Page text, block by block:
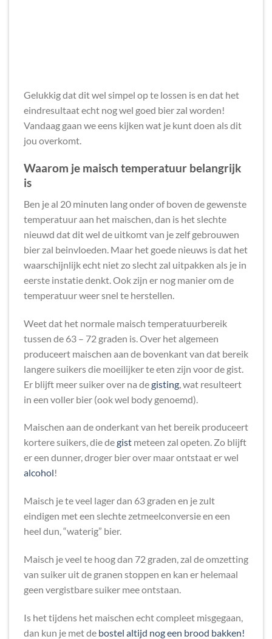
Gelukkig dat dit wel simpel op te lossen is en dat het
eindresultaat echt nog wel goed bier zal worden!
Vandaag gaan we eens kijken wat je kunt doen als dit
jou overkomt.
Waarom je maisch temperatuur belangrijk
is
Ben je al 20 minuten lang onder of boven de gewenste
temperatuur aan het maischen, dan is het slechte
nieuwd dat dit wel de uitkomt van je zelf gebrouwen
bier zal beinvloeden. Maar het goede nieuws is dat het
waarschijnlijk echt niet zo slecht zal uitpakken als je in
eerste instatie denkt. Ook zijn er nog manier om de
temperatuur weer snel te herstellen.
Weet dat het normale maisch temperatuurbereik
tussen de 63 – 72 graden is. Over het algemeen
produceert maischen aan de bovenkant van dat bereik
langere suikers die moeilijker te eten zijn voor de gist.
Er blijft meer suiker over na degisting , wat resulteert
in een voller bier (ook wel body genoemd).
Maischen aan de onderkant van het bereik produceert
kortere suikers, die degist meteen zal opeten. Zo blijft
er een dunner, droger bier over maar ontstaat er wel
alcohol!
Maisch je te veel lager dan 63 graden en je zult
eindigen met een slechte zetmeelconversie en een
heel dun, “waterig” bier.
Maisch je veel te hoog dan 72 graden, zal de omzetting
van suiker uit de granen stoppen en kan er helemaal
geen vergistbare suiker mee ontstaan.
Is het tijdens het maischen echt compleet misgegaan,
dan kun je met de bostel altijd nog een brood bakken!